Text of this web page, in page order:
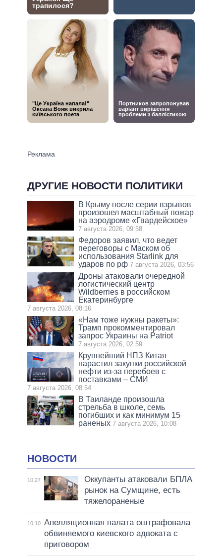
ДРУГИЕ НОВОСТИ ПОЛИТИКИ
В Крыму после серии взрывов
произошел масштабный пожар
на аэродроме «Гвардейское»
7 августа 2026, 09:58
Федоров заявил, что ведет
переговоры с Маском об
использования Starlink для
ударов по рф 7 августа 2026, 03:56
Дроны атаковали очередной
логистический центр
Wildberries в российском
Екатеринбурге
7 августа 2026, 08:16
«Нам тоже нужны ракеты»:
Трамп прокомментировал
запрос Украины на Patriot
7 августа 2026, 02:59
Крупнейший НПЗ Китая
нарастил закупки российской
нефти из-за перебоев с
поставками – СМИ
7 августа 2026, 08:54
В Таиланде произошла
стрельба в школе, семь
погибших и как минимум 15
раненых 7 августа 2026, 10:08
НОВОСТИ
10:27
Оккупанты атаковали БПЛА
рынок на Сумщине, есть
тяжелораненые
10:10 Апелляционная палата оштрафовала
обвиняемого киевского адвоката с
приговором